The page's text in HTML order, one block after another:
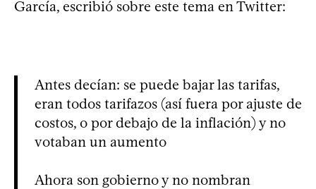
García, escribió sobre este tema en Twitter:
Antes decían: se puede bajar las tarifas,
eran todos tarifazos (así fuera por ajuste de
costos, o por debajo de la inflación) y no
votaban un aumento
Ahora son gobierno y no nombran